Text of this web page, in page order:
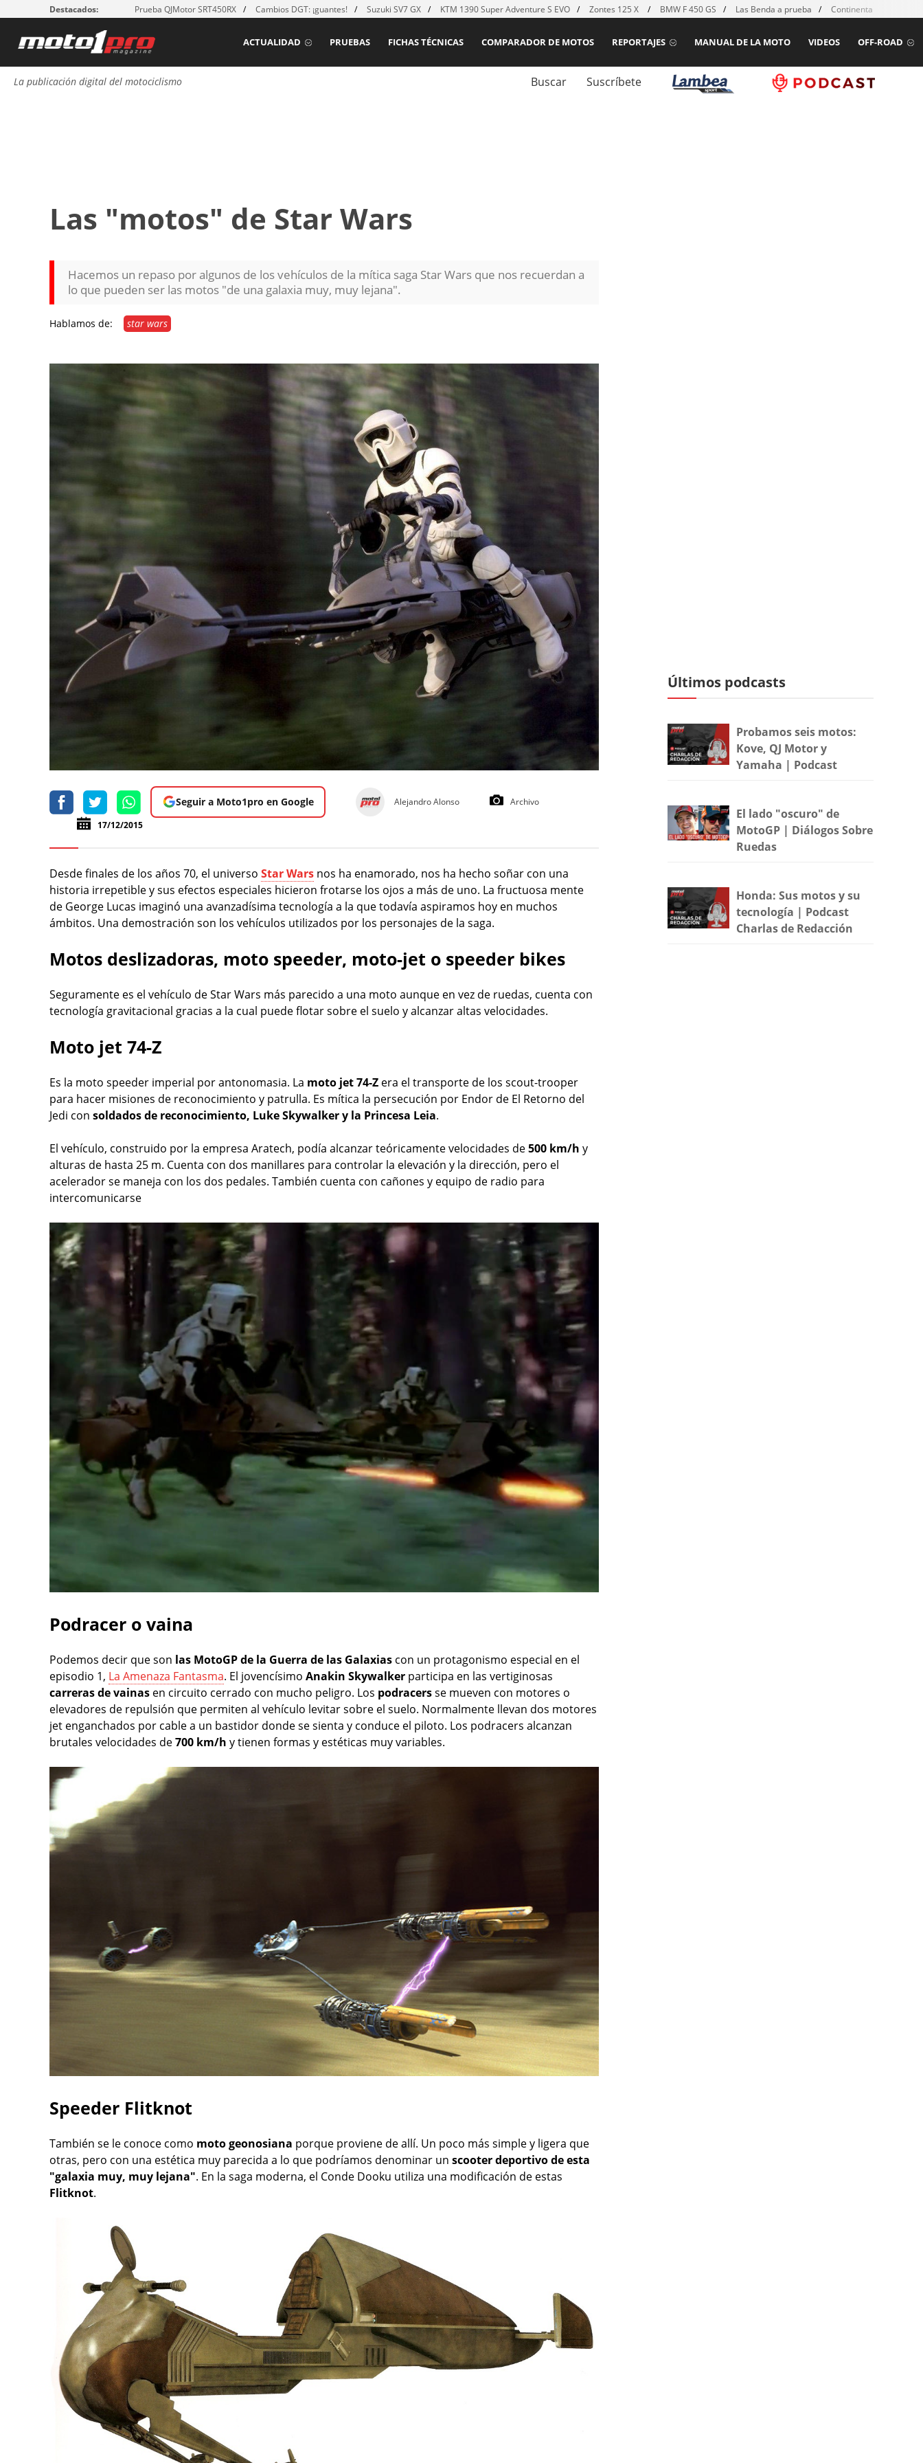
Destacados: Prueba QJMotor SRT450RX Cambios DGT: ¡guantes! Suzuki SV7 GX KTM 1390 Super Adventure S EVO Zontes 125 X BMW F 450 GS Las Benda a prueba Continental TKC80 mk2
OFF-ROAD
VIDEOS
MANUAL DE LA MOTO
REPORTAJES
COMPARADOR DE MOTOS
FICHAS TÉCNICAS
PRUEBAS
ACTUALIDAD
La publicación digital del motociclismo Buscar Suscríbete
Las "motos" de Star Wars
Hacemos un repaso por algunos de los vehículos de la mítica saga Star Wars que nos recuerdan a
lo que pueden ser las motos "de una galaxia muy, muy lejana".
Hablamos de: star wars
Seguir a Moto1pro en Google Alejandro Alonso
Archivo
17/12/2015
Desde finales de los años 70, el universo Star Wars nos ha enamorado, nos ha hecho soñar con una
historia irrepetible y sus efectos especiales hicieron frotarse los ojos a más de uno. La fructuosa mente
de George Lucas imaginó una avanzadísima tecnología a la que todavía aspiramos hoy en muchos
ámbitos. Una demostración son los vehículos utilizados por los personajes de la saga.
Motos deslizadoras, moto speeder, moto-jet o speeder bikes
Seguramente es el vehículo de Star Wars más parecido a una moto aunque en vez de ruedas, cuenta con
tecnología gravitacional gracias a la cual puede flotar sobre el suelo y alcanzar altas velocidades.
Moto jet 74-Z
Es la moto speeder imperial por antonomasia. La moto jet 74-Z era el transporte de los scout-trooper
para hacer misiones de reconocimiento y patrulla. Es mítica la persecución por Endor de El Retorno del
Jedi con soldados de reconocimiento, Luke Skywalker y la Princesa Leia.
El vehículo, construido por la empresa Aratech, podía alcanzar teóricamente velocidades de500 km/h y
alturas de hasta 25 m. Cuenta con dos manillares para controlar la elevación y la dirección, pero el
acelerador se maneja con los dos pedales. También cuenta con cañones y equipo de radio para
intercomunicarse
Podracer o vaina
Podemos decir que son las MotoGP de la Guerra de las Galaxias con un protagonismo especial en el
episodio 1, La Amenaza Fantasma. El jovencísimo Anakin Skywalker participa en las vertiginosas
carreras de vainas en circuito cerrado con mucho peligro. Los podracersse mueven con motores o
elevadores de repulsión que permiten al vehículo levitar sobre el suelo. Normalmente llevan dos motores
jet enganchados por cable a un bastidor donde se sienta y conduce el piloto. Los podracers alcanzan
brutales velocidades de700 km/h y tienen formas y estéticas muy variables.
Speeder Flitknot
También se le conoce como moto geonosiana porque proviene de allí. Un poco más simple y ligera que
otras, pero con una estética muy parecida a lo que podríamos denominar un scooter deportivo de esta
"galaxia muy, muy lejana". En la saga moderna, el Conde Dooku utiliza una modificación de estas
Flitknot.
Últimos podcasts
Probamos seis motos:
Kove, QJ Motor y
Yamaha | Podcast
El lado "oscuro" de
MotoGP | Diálogos Sobre
Ruedas
Honda: Sus motos y su
tecnología | Podcast
Charlas de Redacción